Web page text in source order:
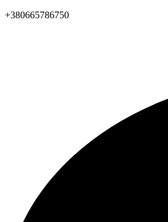
+380665786750